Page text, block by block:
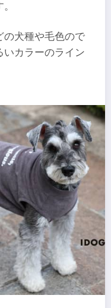
の犬種や毛色ので
いカラーのライン